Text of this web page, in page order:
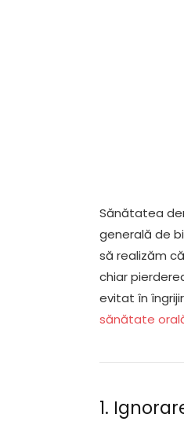
Sănătatea
generală de
să realizăm
chiar
evitat în
sănătate
1.